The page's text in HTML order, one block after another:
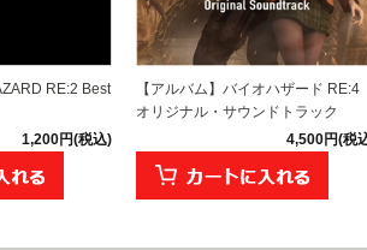
RE:2 Best
1,200円(税込)
【アルバム】バイオハザード RE:4
オリジナル・サウンドトラック
4,500円(税